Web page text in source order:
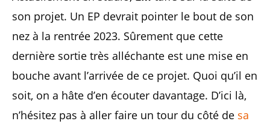
son projet. Un EP devrait pointer le bout de son
nez à la rentrée 2023. Sûrement que cette
dernière sortie très alléchante est une mise en
bouche avant l’arrivée de ce projet. Quoi qu’il en
soit, on a hâte d’en écouter davantage. D’ici là,
n’hésitez pas à aller faire un tour du côté de sa